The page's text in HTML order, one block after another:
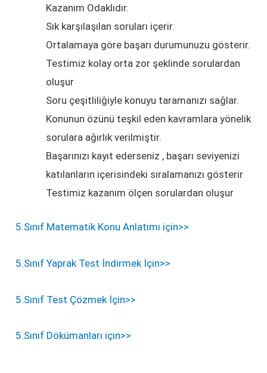
Kazanım Odaklıdır.
Sık karşılaşılan soruları içerir.
Ortalamaya göre başarı durumunuzu gösterir.
Testimiz kolay orta zor şeklinde sorulardan
oluşur
Soru çeşitliliğiyle konuyu taramanızı sağlar.
Konunun özünü teşkil eden kavramlara yönelik
sorulara ağırlık verilmiştir.
Başarınızı kayıt ederseniz , başarı seviyenizi
katılanların içerisindeki sıralamanızı gösterir
Testimiz kazanım ölçen sorulardan oluşur
5.Sınıf Matematik Konu Anlatımı için>>
5.Sınıf Yaprak Test İndirmek İçin>>
5.Sınıf Test Çözmek İçin>>
5.Sınıf Dökümanları için>>